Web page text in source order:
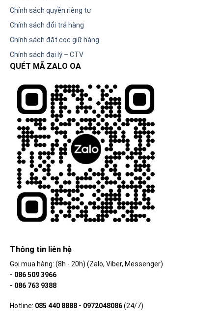
Chính sách quyền riêng tư
Chính sách đổi trả hàng
Chính sách đặt cọc giữ hàng
Chính sách đại lý – CTV
QUÉT MÃ ZALO OA
Thông tin liên hệ
Gọi mua hàng: (8h - 20h) (Zalo, Viber, Messenger)
- 086 509 3966
- 086 763 9388
Hotline: 085 440 8888 - 0972048086(24/7)